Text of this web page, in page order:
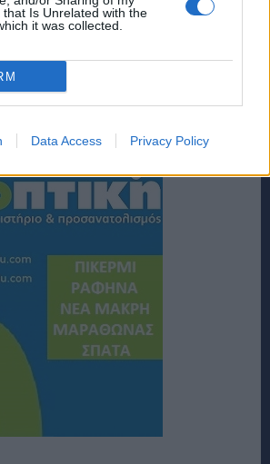
that Is Unrelated with the
it was collected.
Data Access Privacy Policy